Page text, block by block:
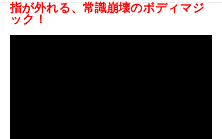
指が外れる、常識崩壊のボディマジ
ック！